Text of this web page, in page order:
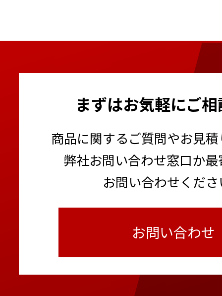
まずはお気軽にご
商品に関するご質問やお見
弊社お問い合わせ窓口か
お問い合わせくだ
お問い合わせ